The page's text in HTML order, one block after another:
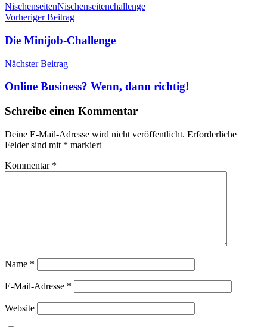
Schlagwörter
NischenseitenNischenseitenchallenge
Beitragsnavigation
Vorheriger Beitrag
Die Minijob-Challenge
Nächster Beitrag
Online Business? Wenn, dann richtig!
Schreibe einen Kommentar
Deine E-Mail-Adresse wird nicht veröffentlicht. Erforderliche
Felder sind mit * markiert
Kommentar *
Name *
E-Mail-Adresse *
Website